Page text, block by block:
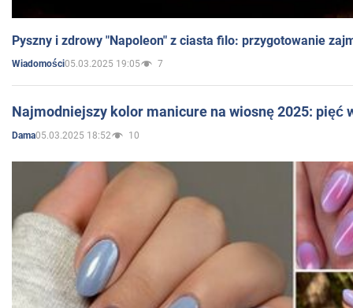
Pyszny i zdrowy "Napoleon" z ciasta filo: przygotowanie
Wiadomości05.03.2025 19:05 7
Najmodniejszy kolor manicure na wiosnę 2025: pięć
Dama05.03.2025 18:52 10